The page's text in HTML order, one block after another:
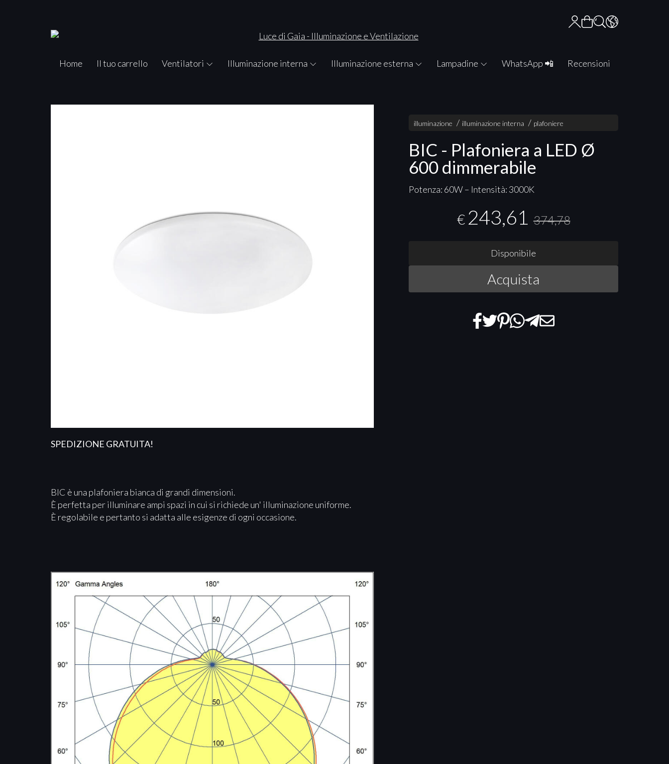
Home Il tuo carrello Ventilatori Illuminazione interna Illuminazione esterna Lampadine WhatsApp 📲 Recensioni
SPEDIZIONE GRATUITA!
BIC è una plafoniera bianca di grandi dimensioni.
È perfetta per illuminare ampi spazi in cui si richiede un' illuminazione uniforme.
È regolabile e pertanto si adatta alle esigenze di ogni occasione.
illuminazione illuminazione interna plafoniere
BIC - Plafoniera a LED Ø
600 dimmerabile
Potenza: 60W – Intensità: 3000K
€ 243,61 374,78
Disponibile
Acquista